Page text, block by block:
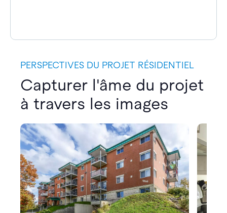
PERSPECTIVES DU PROJET RÉSIDENTIEL
Capturer l'âme du projet
à travers les images